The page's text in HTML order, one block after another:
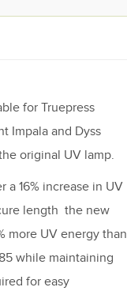
for Truepress
Impala and Dyss
original UV lamp.
a 16% increase in UV
length the new
more UV energy than
while maintaining
for easy